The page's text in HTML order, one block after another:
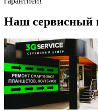
Наш сервисный